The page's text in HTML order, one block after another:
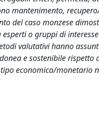
mantenimento,
del caso monzese
o gruppi di
valutativi hanno
e sostenibile
economico/monetario